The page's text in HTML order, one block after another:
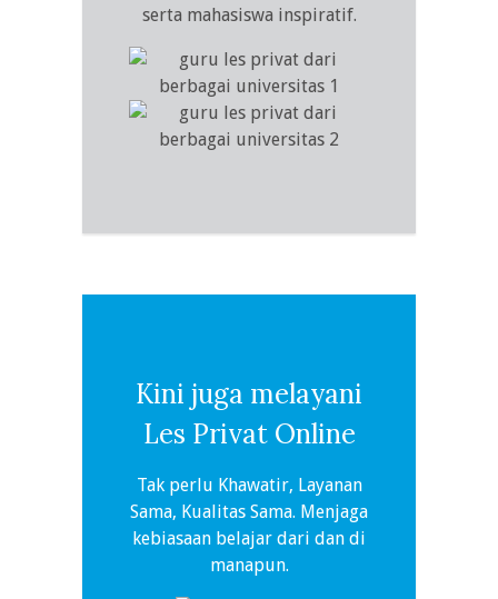
serta mahasiswa inspiratif.
Kini juga melayani
Les Privat Online
Tak perlu Khawatir, Layanan
Sama, Kualitas Sama. Menjaga
kebiasaan belajar dari dan di
manapun.